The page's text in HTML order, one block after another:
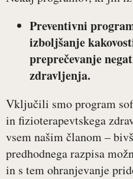
Preventivni
izboljšanje
preprečevanje
zdravljenja.
Vključili smo program
in fizioterapevtskega
vsem našim članom –
predhodnega razpisa
in s tem ohranjevanje